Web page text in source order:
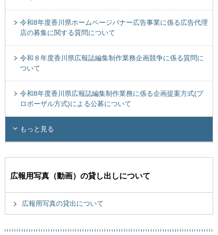
令和8年度香川県ホームページバナー広告事業に係る広告代理
店の募集に関する質問について
令和８年度香川県広報誌編集制作業務企画競争に係る質問に
ついて
令和8年度香川県広報誌編集制作業務に係る企画提案方式(プ
ロポーザル方式)による公募について
もっと見る
広報用写真（動画）の貸し出しについて
広報用写真の貸出について